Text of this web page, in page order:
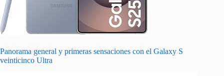
Panorama general y primeras sensaciones con el Galaxy S
veinticinco Ultra